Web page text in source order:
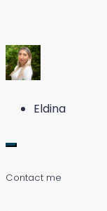
Eldina
Contact me